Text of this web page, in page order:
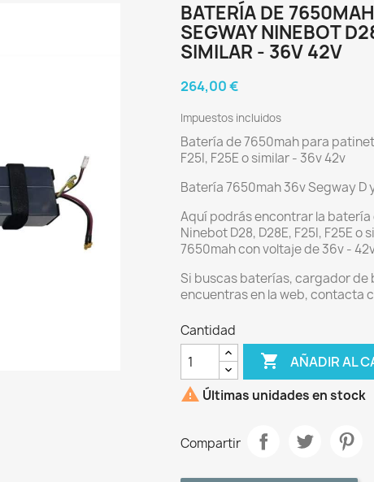
BATERÍA DE
SEGWAY NINEBOT
SIMILAR - 36V 42V
264,00 €
Impuestos incluidos
Batería de 7650mah para
F25I, F25E o similar - 36v 42v
Batería 7650mah 36v Segway D
Aquí podrás encontrar la
Ninebot D28, D28E, F25I, F25E
7650mah con voltaje de 36v -
Si buscas baterías, cargador de
encuentras en la web, contacta
Cantidad
 AÑADIR AL
 Últimas unidades en stock
Compartir